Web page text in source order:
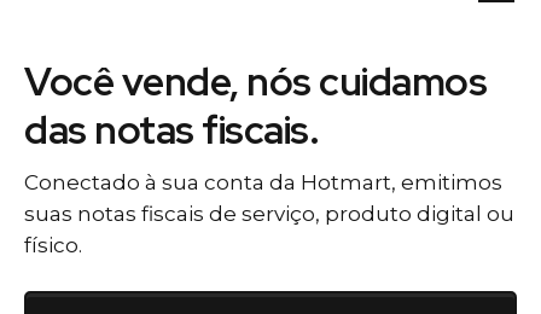
Você vende, nós cuidamos
das notas fiscais.
Conectado à sua conta da Hotmart, emitimos
suas notas fiscais de serviço, produto digital ou
físico.